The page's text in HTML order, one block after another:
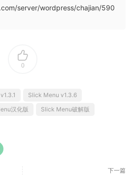
server/wordpress/chajian/590
0
Slick Menu v1.3.6
汉化版
Slick Menu破解版
下一篇